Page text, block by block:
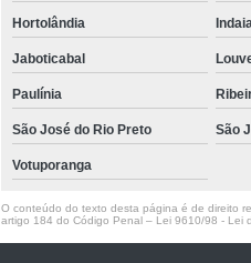
Hortolândia
Jaboticabal
Paulínia
São José do Rio Preto São
Votuporanga
O conteúdo do texto desta página é de direito
artigo 184 do Código Penal – Lei 9610/98 - Lei